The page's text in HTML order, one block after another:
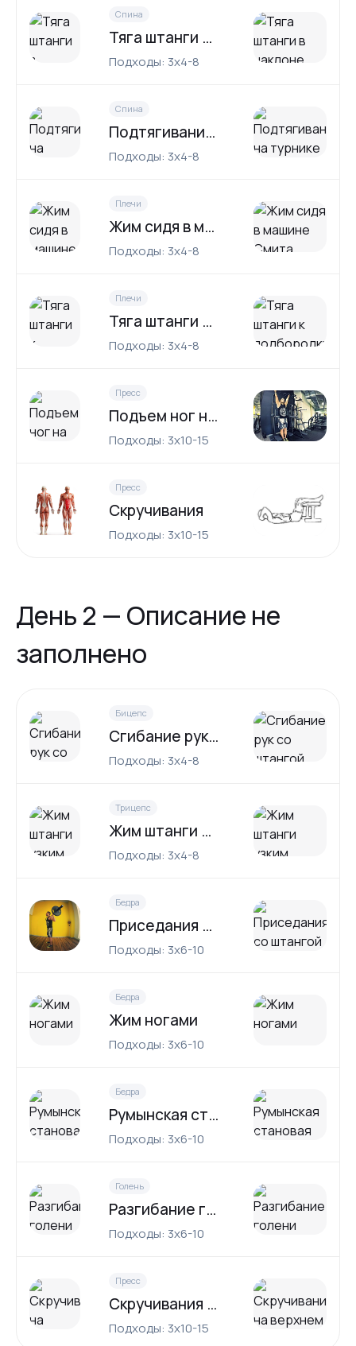
Спина
Тяга штанги в наклоне
Подходы: 3x4-8
Спина
Подтягивания на турнике
Подходы: 3x4-8
Плечи
Жим сидя в машине Смита
Подходы: 3x4-8
Плечи
Тяга штанги к подбородку
Подходы: 3x4-8
Пресс
Подъем ног на перекладине
Подходы: 3x10-15
Пресс
Скручивания
Подходы: 3x10-15
День 2 — Описание не
заполнено
Бицепс
Сгибание рук со штангой
Подходы: 3x4-8
Трицепс
Жим штанги узким хватом
Подходы: 3x4-8
Бедра
Приседания со штангой
Подходы: 3x6-10
Бедра
Жим ногами
Подходы: 3x6-10
Бедра
Румынская становая тяга
Подходы: 3x6-10
Голень
Разгибание голени сидя
Подходы: 3x6-10
Пресс
Скручивания на верхнем блоке
Подходы: 3x10-15